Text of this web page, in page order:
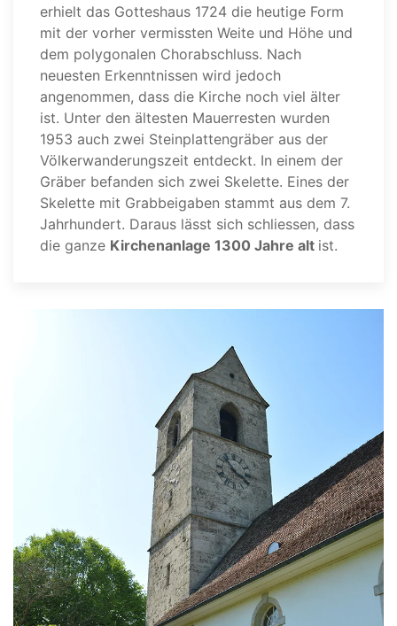
erhielt das Gotteshaus 1724 die heutige Form
mit der vorher vermissten Weite und Höhe und
dem polygonalen Chorabschluss. Nach
neuesten Erkenntnissen wird jedoch
angenommen, dass die Kirche noch viel älter
ist. Unter den ältesten Mauerresten wurden
1953 auch zwei Steinplattengräber aus der
Völkerwanderungszeit entdeckt. In einem der
Gräber befanden sich zwei Skelette. Eines der
Skelette mit Grabbeigaben stammt aus dem 7.
Jahrhundert. Daraus lässt sich schliessen, dass
die ganze Kirchenanlage 1300 Jahre alt ist.